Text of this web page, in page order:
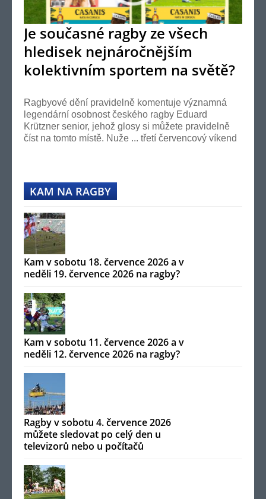
Je současné ragby ze všech
hledisek nejnáročnějším
kolektivním sportem na světě?
Ragbyové dění pravidelně komentuje významná
legendární osobnost českého ragby Eduard
Krützner senior, jehož glosy si můžete pravidelně
číst na tomto místě. Nuže ... třetí červencový víkend
KAM NA RAGBY
Kam v sobotu 18. července 2026 a v
neděli 19. července 2026 na ragby?
Kam v sobotu 11. července 2026 a v
neděli 12. července 2026 na ragby?
Ragby v sobotu 4. července 2026
můžete sledovat po celý den u
televizorů nebo u počítačů